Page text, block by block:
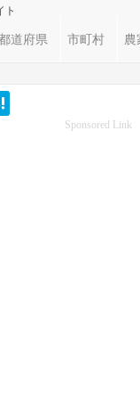
ト
道府県 市町村 農
Sponsored Link